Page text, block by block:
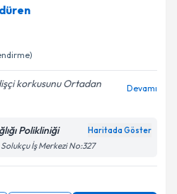
korkusunu Ortadan
Devamı
Polikliniği Haritada Göster
İş Merkezi No:327